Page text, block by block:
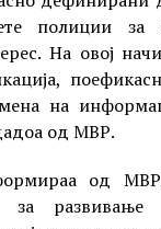
полиции за
На овој
на
од МВР.
од
за